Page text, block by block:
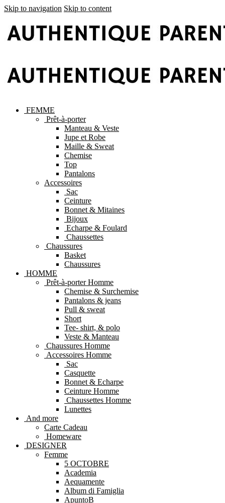
Skip to navigation Skip to content
FEMME
Prêt-à-porter
Manteau & Veste
Jupe et Robe
Maille & Sweat
Chemise
Top
Pantalons
Accessoires
Sac
Ceinture
Bonnet & Mitaines
Bijoux
Echarpe & Foulard
Chaussettes
Chaussures
Basket
Chaussures
HOMME
Prêt-à-porter Homme
Chemise & Surchemise
Pantalons & jeans
Pull & sweat
Short
Tee- shirt, & polo
Veste & Manteau
Chaussures Homme
Accessoires Homme
Sac
Casquette
Bonnet & Echarpe
Ceinture Homme
Chaussettes Homme
Lunettes
And more
Carte Cadeau
Homeware
DESIGNER
Femme
5 OCTOBRE
Academia
Aequamente
Album di Famiglia
ApuntoB